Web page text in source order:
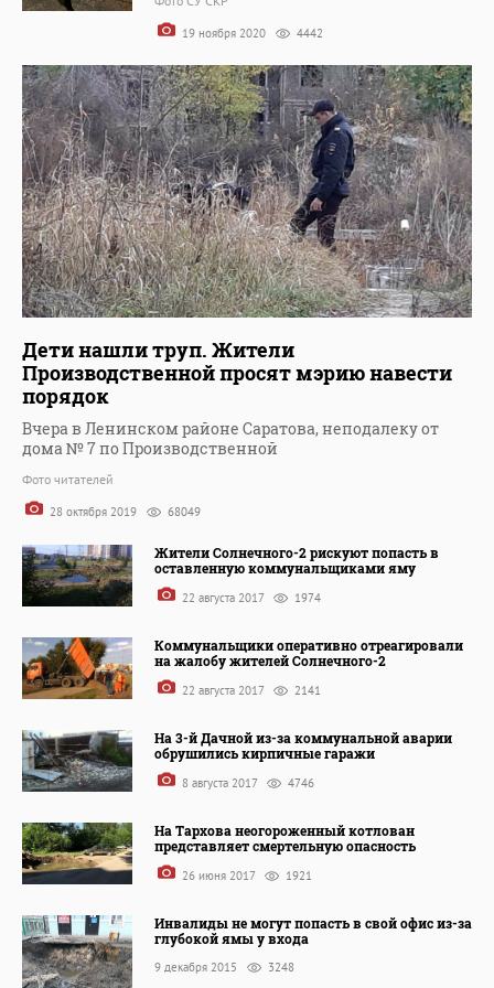
19 ноября 2020 4442
Дети нашли труп. Жители
Производственной просят мэрию навести
порядок
Вчера в Ленинском районе Саратова, неподалеку от
дома № 7 по Производственной
Фото читателей
28 октября 2019 68049
Жители Солнечного-2 рискуют попасть в
оставленную коммунальщиками яму
22 августа 2017 1974
Коммунальщики оперативно отреагировали
на жалобу жителей Солнечного-2
22 августа 2017 2141
На 3-й Дачной из-за коммунальной аварии
обрушились кирпичные гаражи
8 августа 2017 4746
На Тархова неогороженный котлован
представляет смертельную опасность
26 июня 2017 1921
Инвалиды не могут попасть в свой офис из-за
глубокой ямы у входа
9 декабря 2015 3248